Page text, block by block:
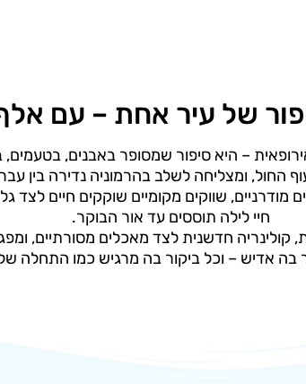
של עיר אחת – עם
– היא סיפור שמסופר באבנים,
החול, ומצליחה לשלב בהרמוניה נדירה בין
מודרניים, שווקים מקומיים שוקקים חיים לצד
חיי לילה תוססים עד אור הבוקר.
קולינריה חדשנית לצד מאכלים מסורתיים,
בה אדיש – וכל ביקור בה מרגיש כמו התחלה